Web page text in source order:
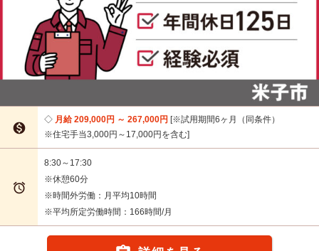

月給 209,000円 ～ 267,000円 ※試用期間6ヶ月（同条件）
※住宅手当3,000円～17,000円を含む

8:30～17:30
※休憩60分
※時間外労働：月平均10時間
※平均所定労働時間：166時間/月